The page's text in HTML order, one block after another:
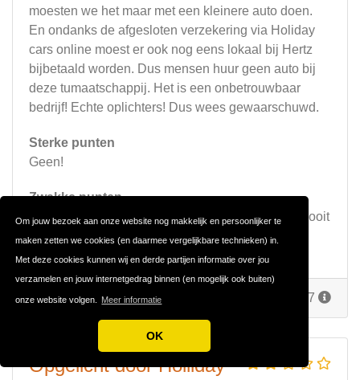
Om jouw bezoek aan onze website nog makkelijk en persoonlijker te
maken zetten we cookies (en daarmee vergelijkbare technieken) in.
Met deze cookies kunnen wij en derde partijen informatie over jou
verzamelen en jouw internetgedrag binnen (en mogelijk ook buiten)
onze website volgen. Meer informatie
OK
moesten we het maar met een kleinere auto doen.
En ondanks de afgesloten verzekering via Holiday
cars online moest er ook nog eens lokaal bij Hertz
bijbetaald worden. Dus mensen huur geen auto bij
deze tumaatschappij. Het is een onbetrouwbaar
bedrijf! Echte oplichters! Dus wees gewaarschuwd.
Sterke punten
Geen!
Zwakke punten
Er is echt van alles mis met dit bedrijf! Ik ga hier nooit
meer een auto huren.
Door op 2 augustus 2017
Reageer
Opgelicht door Holliday